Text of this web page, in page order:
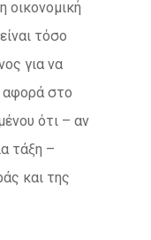
οικονομική
τόσο
για να
αφορά στο
ότι – αν
τάξη –
και της